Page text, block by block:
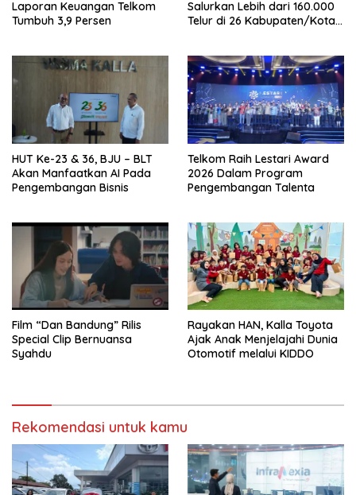
Laporan Keuangan Telkom
Tumbuh 3,9 Persen
Salurkan Lebih dari 160.000
Telur di 26 Kabupaten/Kota
HUT Ke-23 & 36, BJU – BLT
Akan Manfaatkan AI Pada
Pengembangan Bisnis
Telkom Raih Lestari Award
2026 Dalam Program
Pengembangan Talenta
Film “Dan Bandung” Rilis
Special Clip Bernuansa
Syahdu
Rayakan HAN, Kalla Toyota
Ajak Anak Menjelajahi Dunia
Otomotif melalui KIDDO
Rekomendasi untuk kamu